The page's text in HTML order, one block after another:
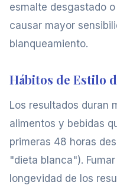
esmalte desgastado
causar mayor
blanqueamiento.
Hábitos de Estilo
Los resultados duran
alimentos y bebidas
primeras 48 horas
"dieta blanca").
longevidad de los